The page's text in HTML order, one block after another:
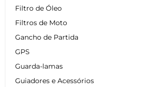
Filtro de Óleo
Filtros de Moto
Gancho de Partida
GPS
Guarda-lamas
Guiadores e Acessórios